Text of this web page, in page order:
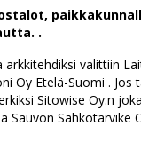
.
valittiin
Oy Etelä-Suomi .
Sitowise Oy:n
Sähkötarvike